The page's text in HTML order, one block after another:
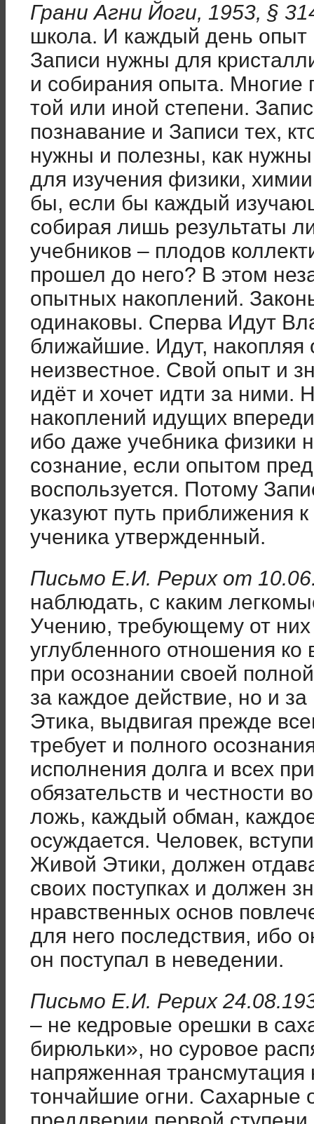
Грани Агни Йоги, 1953, §
школа. И каждый день опыт
Записи нужны для
и собирания опыта. Многие
той или иной степени.
познавание и Записи тех,
нужны и полезны, как
для изучения физики,
бы, если бы каждый
собирая лишь результаты
учебников – плодов
прошел до него? В этом
опытных накоплений.
одинаковы. Сперва Идут
ближайшие. Идут, накопляя
неизвестное. Свой опыт и
идёт и хочет идти за ними.
накоплений идущих
ибо даже учебника физики
сознание, если опытом
воспользуется. Потому
указуют путь приближения
ученика утвержденный.
Письмо Е.И. Рерих от
наблюдать, с каким
Учению, требующему от них
углубленного отношения
при осознании своей
за каждое действие, но и
Этика, выдвигая прежде
требует и полного
исполнения долга и всех
обязательств и честности
ложь, каждый обман,
осуждается. Человек,
Живой Этики, должен
своих поступках и должен
нравственных основ
для него последствия, ибо
он поступал в неведении.
Письмо Е.И. Рерих
– не кедровые орешки в
бирюльки», но суровое
напряженная трансмутация
тончайшие огни. Сахарные